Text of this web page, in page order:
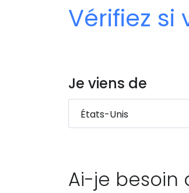
Vérifiez
Je viens de
Ai-je